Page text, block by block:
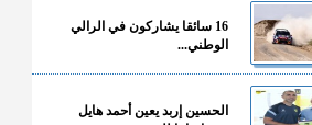
16 سائقا يشاركون في الرالي
الوطني...
الحسين إربد يعين أحمد هايل